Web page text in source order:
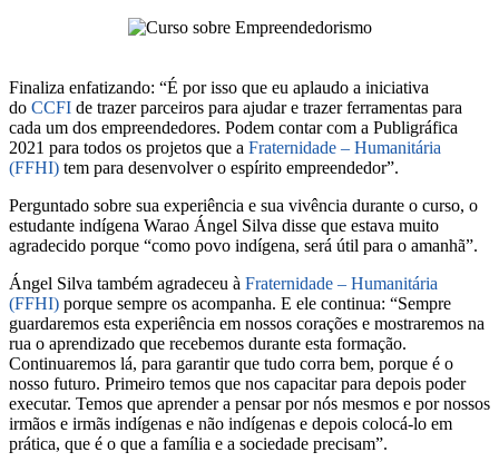
Finaliza enfatizando: “É por isso que eu aplaudo a iniciativa
do CCFI de trazer parceiros para ajudar e trazer ferramentas para
cada um dos empreendedores. Podem contar com a Publigráfica
2021 para todos os projetos que a Fraternidade – Humanitária
(FFHI) tem para desenvolver o espírito empreendedor”.
Perguntado sobre sua experiência e sua vivência durante o curso, o
estudante indígena Warao Ángel Silva disse que estava muito
agradecido porque “como povo indígena, será útil para o amanhã”.
Ángel Silva também agradeceu à Fraternidade – Humanitária
(FFHI) porque sempre os acompanha. E ele continua: “Sempre
guardaremos esta experiência em nossos corações e mostraremos na
rua o aprendizado que recebemos durante esta formação.
Continuaremos lá, para garantir que tudo corra bem, porque é o
nosso futuro. Primeiro temos que nos capacitar para depois poder
executar. Temos que aprender a pensar por nós mesmos e por nossos
irmãos e irmãs indígenas e não indígenas e depois colocá-lo em
prática, que é o que a família e a sociedade precisam”.